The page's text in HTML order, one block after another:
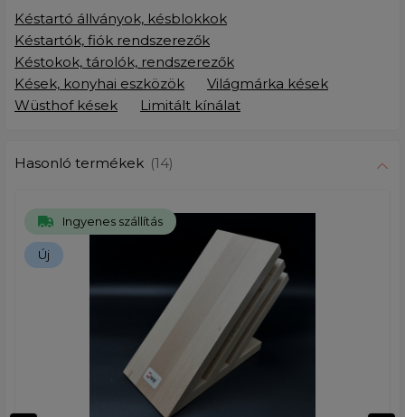
Késtartó állványok, késblokkok
Késtartók, fiók rendszerezők
Késtokok, tárolók, rendszerezők
Kések, konyhai eszközök
Világmárka kések
Wüsthof kések
Limitált kínálat
Hasonló termékek (14)
Ingyenes szállítás
Új